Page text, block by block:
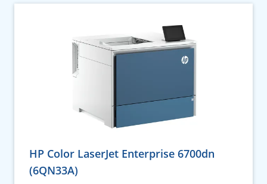
HP Color LaserJet Enterprise 6700dn
(6QN33A)